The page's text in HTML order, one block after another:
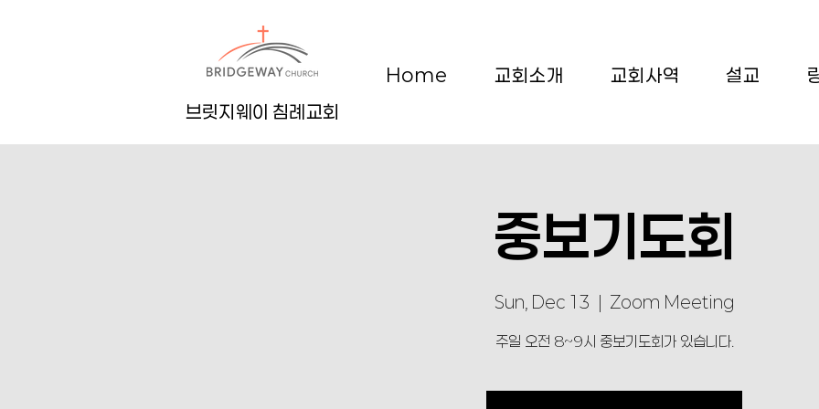
Home 교회소개 교회사역 설교
브릿지웨이 침례교회
중보기도회
Sun, Dec 13 Zoom Meeting
주일 오전 8~9시 중보기도회가 있습니다.